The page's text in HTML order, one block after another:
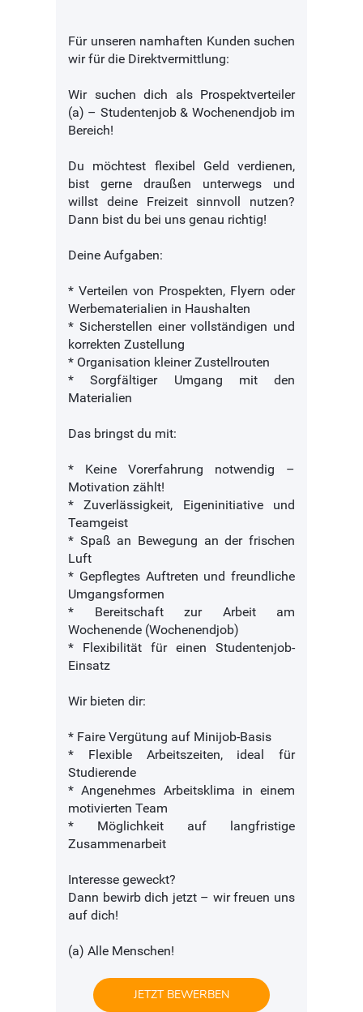
Für unseren namhaften Kunden suchen
wir für die Direktvermittlung:
Wir suchen dich als Prospektverteiler
(a) – Studentenjob & Wochenendjob im
Bereich!
Du möchtest flexibel Geld verdienen,
bist gerne draußen unterwegs und
willst deine Freizeit sinnvoll nutzen?
Dann bist du bei uns genau richtig!
Deine Aufgaben:
* Verteilen von Prospekten, Flyern oder
Werbematerialien in Haushalten
* Sicherstellen einer vollständigen und
korrekten Zustellung
* Organisation kleiner Zustellrouten
* Sorgfältiger Umgang mit den
Materialien
Das bringst du mit:
* Keine Vorerfahrung notwendig –
Motivation zählt!
* Zuverlässigkeit, Eigeninitiative und
Teamgeist
* Spaß an Bewegung an der frischen
Luft
* Gepflegtes Auftreten und freundliche
Umgangsformen
* Bereitschaft zur Arbeit am
Wochenende (Wochenendjob)
* Flexibilität für einen Studentenjob-
Einsatz
Wir bieten dir:
* Faire Vergütung auf Minijob-Basis
* Flexible Arbeitszeiten, ideal für
Studierende
* Angenehmes Arbeitsklima in einem
motivierten Team
* Möglichkeit auf langfristige
Zusammenarbeit
Interesse geweckt?
Dann bewirb dich jetzt – wir freuen uns
auf dich!
(a) Alle Menschen!
JETZT BEWERBEN